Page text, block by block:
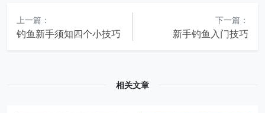
上一篇：
钓鱼新手须知四个小技巧
下一篇：
新手钓鱼入门技巧
相关文章